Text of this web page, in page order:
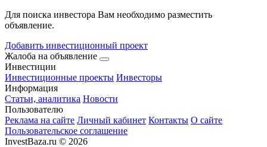
Для поиска инвестора Вам необходимо разместить
объявление.
Добавить инвестиционный проект
Жалоба на объявление
Инвестиции
Инвестиционные проекты Инвесторы
Информация
Статьи, аналитика Новости
Пользователю
Реклама на сайте Личный кабинет Контакты О сайте
Пользовательское соглашение
InvestBaza.ru © 2026